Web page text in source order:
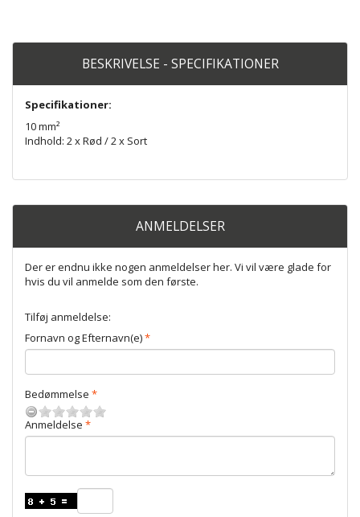
BESKRIVELSE - SPECIFIKATIONER
Specifikationer:
10 mm²
Indhold: 2 x Rød / 2 x Sort
ANMELDELSER
Der er endnu ikke nogen anmeldelser her. Vi vil være glade for
hvis du vil anmelde som den første.
Tilføj anmeldelse:
Fornavn og Efternavn(e)
Bedømmelse
Anmeldelse